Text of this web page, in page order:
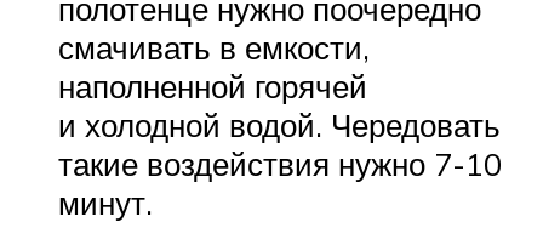
полотенце нужно поочередно
смачивать в емкости,
наполненной горячей
и холодной водой. Чередовать
такие воздействия нужно 7-10
минут.